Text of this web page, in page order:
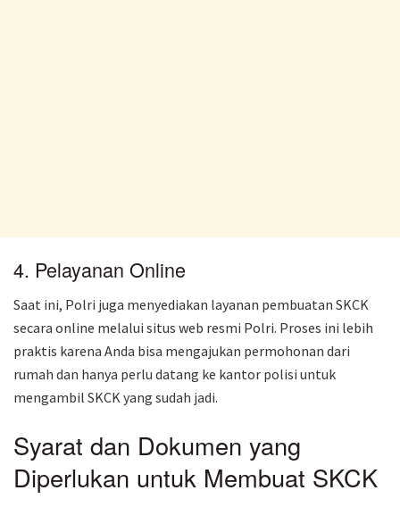
4. Pelayanan Online
Saat ini, Polri juga menyediakan layanan pembuatan SKCK
secara online melalui situs web resmi Polri. Proses ini lebih
praktis karena Anda bisa mengajukan permohonan dari
rumah dan hanya perlu datang ke kantor polisi untuk
mengambil SKCK yang sudah jadi.
Syarat dan Dokumen yang
Diperlukan untuk Membuat SKCK